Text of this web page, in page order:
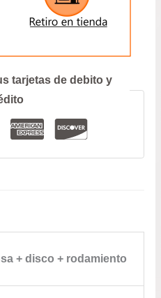
tarjetas de debito y
+ disco + rodamiento